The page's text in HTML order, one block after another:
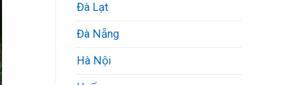
Đà Lạt
Đà Nẵng
Hà Nội